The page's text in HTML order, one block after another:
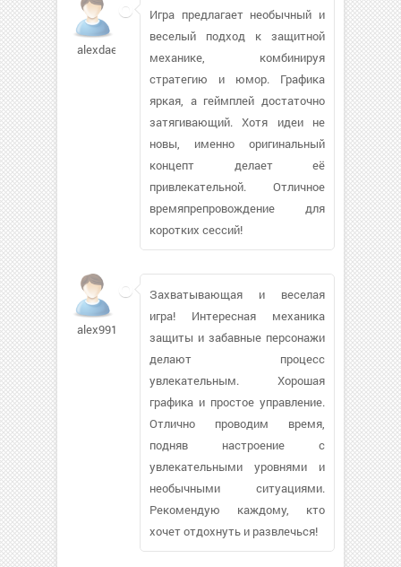
alexdaer
Игра предлагает необычный и
веселый подход к защитной
механике, комбинируя
стратегию и юмор. Графика
яркая, а геймплей достаточно
затягивающий. Хотя идеи не
новы, именно оригинальный
концепт делает её
привлекательной. Отличное
времяпрепровождение для
коротких сессий!
alex9911540
Захватывающая и веселая
игра! Интересная механика
защиты и забавные персонажи
делают процесс
увлекательным. Хорошая
графика и простое управление.
Отлично проводим время,
подняв настроение с
увлекательными уровнями и
необычными ситуациями.
Рекомендую каждому, кто
хочет отдохнуть и развлечься!